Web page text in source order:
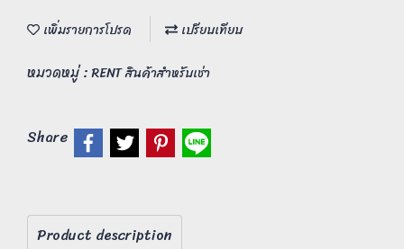
เพิ่มรายการโปรด เปรียบเทียบ
หมวดหมู่ :RENT สินค้าสำหรับเช่า
Share
Product description